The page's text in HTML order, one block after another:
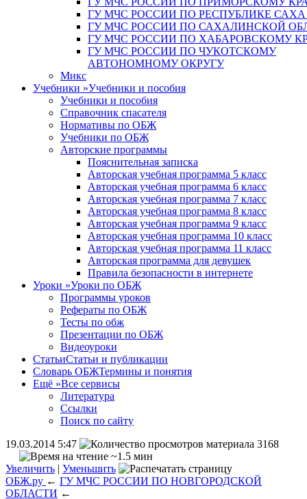
ГУ МЧС РОССИИ ПО РЕСПУБЛИКЕ
ГУ МЧС РОССИИ ПО САХАЛИНСКОЙ
ГУ МЧС РОССИИ ПО ХАБАРОВСКОМУ
ГУ МЧС РОССИИ ПО ЧУКОТСКОМУ
АВТОНОМНОМУ ОКРУГУ
Микс
Учебники »Учебники и пособия
Учебники и пособия
Справочник спасателя
Нормативы по ОБЖ
Учебники по ОБЖ
Авторские программы
Пояснительная записка
Авторская учебная программа 5 класс
Авторская учебная программа 6 класс
Авторская учебная программа 7 класс
Авторская учебная программа 8 класс
Авторская учебная программа 9 класс
Авторская учебная программа 10 класс
Авторская учебная программа 11 класс
Авторская программа для девушек
Правила безопасности в интернете
Уроки »Уроки по ОБЖ
Программы уроков
Рефераты по ОБЖ
Тесты по обж
Презентации по ОБЖ
Видеоуроки
СтатьиСтатьи и публикации
Словарь ОБЖТермины и понятия
Ещё »Все сервисы
Литература
Ссылки
Поиск по сайту
19.03.2014 5:47
3168
~1.5 мин
Увеличить | Уменьшить
ОБЖ.ру ← ГУ МЧС РОССИИ ПО НОВГОРОДСКОЙ
ОБЛАСТИ ←